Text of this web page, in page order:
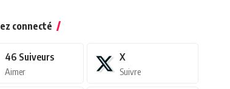
connecté
46 Suiveurs
Aimer
X
Suivre